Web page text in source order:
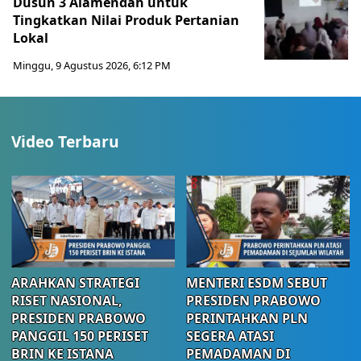
Tingkatkan Nilai Produk Pertanian
Lokal
Minggu, 9 Agustus 2026, 6:12 PM
Video Terbaru
ARAHKAN STRATEGI
RISET NASIONAL,
PRESIDEN PRABOWO
PANGGIL 150 PERISET
BRIN KE ISTANA
MENTERI ESDM SEBUT
PRESIDEN PRABOWO
PERINTAHKAN PLN
SEGERA ATASI
PEMADAMAN DI